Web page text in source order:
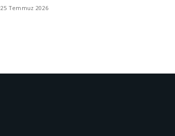
25 Temmuz 2026